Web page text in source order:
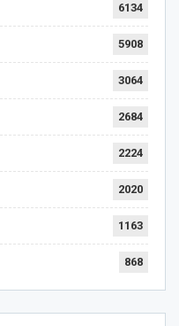
6134
5908
3064
2684
2224
2020
1163
868